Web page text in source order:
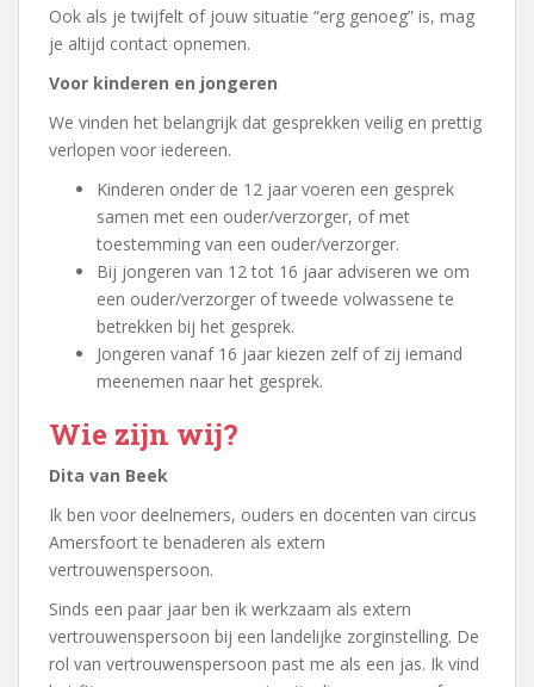
Ook als je twijfelt of jouw situatie “erg genoeg” is, mag
je altijd contact opnemen.
Voor kinderen en jongeren
We vinden het belangrijk dat gesprekken veilig en prettig
verlopen voor iedereen.
Kinderen onder de 12 jaar voeren een gesprek
samen met een ouder/verzorger, of met
toestemming van een ouder/verzorger.
Bij jongeren van 12 tot 16 jaar adviseren we om
een ouder/verzorger of tweede volwassene te
betrekken bij het gesprek.
Jongeren vanaf 16 jaar kiezen zelf of zij iemand
meenemen naar het gesprek.
Wie zijn wij?
Dita van Beek
Ik ben voor deelnemers, ouders en docenten van circus
Amersfoort te benaderen als extern
vertrouwenspersoon.
Sinds een paar jaar ben ik werkzaam als extern
vertrouwenspersoon bij een landelijke zorginstelling. De
rol van vertrouwenspersoon past me als een jas. Ik vind